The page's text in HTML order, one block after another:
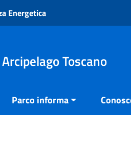
Energetica
Toscano
Parco informa